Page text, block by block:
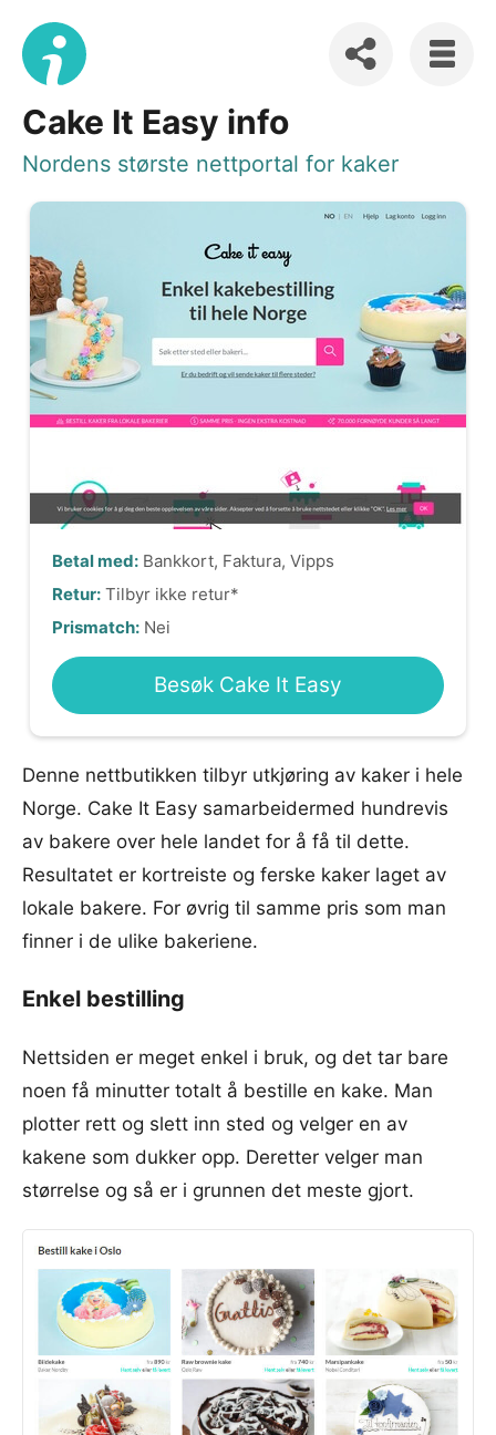
Cake It Easy info
Nordens største nettportal for kaker
Betal med: Bankkort, Faktura, Vipps
Retur: Tilbyr ikke retur*
Prismatch: Nei
Besøk Cake It Easy
Denne nettbutikken tilbyr utkjøring av kaker i hele
Norge. Cake It Easy samarbeidermed hundrevis
av bakere over hele landet for å få til dette.
Resultatet er kortreiste og ferske kaker laget av
lokale bakere. For øvrig til samme pris som man
finner i de ulike bakeriene.
Enkel bestilling
Nettsiden er meget enkel i bruk, og det tar bare
noen få minutter totalt å bestille en kake. Man
plotter rett og slett inn sted og velger en av
kakene som dukker opp. Deretter velger man
størrelse og så er i grunnen det meste gjort.